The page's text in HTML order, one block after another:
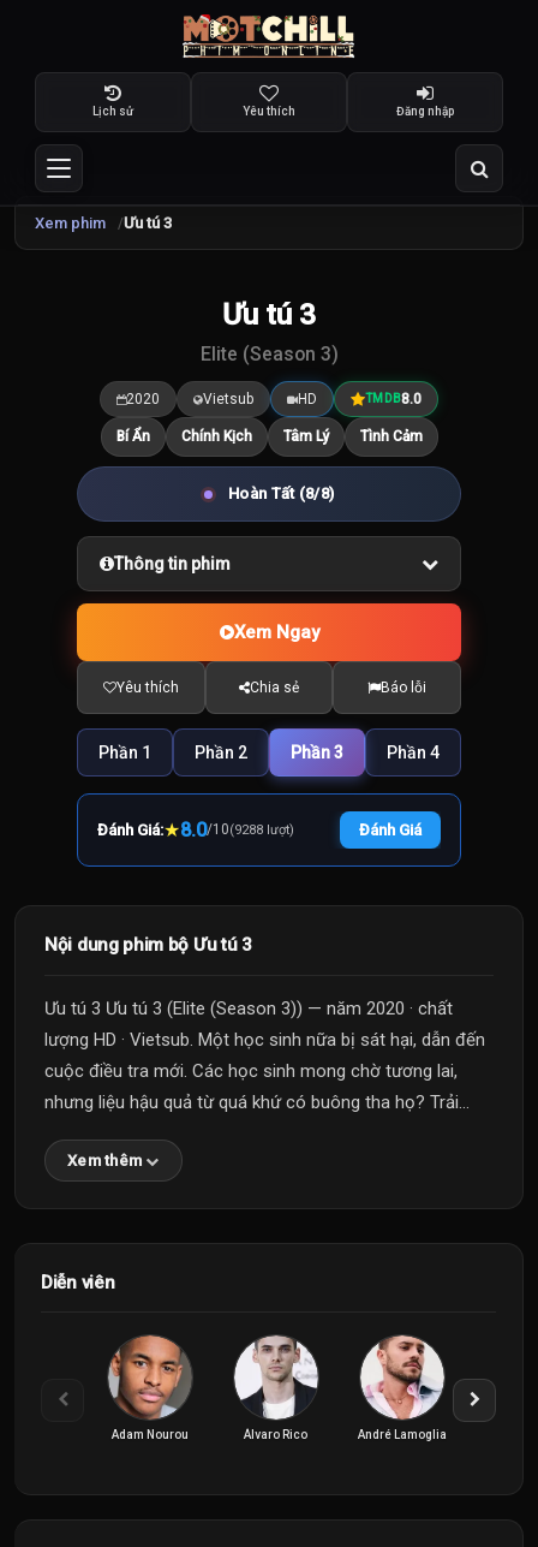
Lịch sử Yêu thích Đăng nhập
Xem phim Ưu tú 3
Ưu tú 3
Elite (Season 3)
2020 Vietsub HD TMDB8.0
Bí Ẩn Chính Kịch Tâm Lý Tình Cảm
Hoàn Tất (8/8)
Thông tin phim
Xem Ngay
Yêu thích Chia sẻ Báo lỗi
Phần 1 Phần 2 Phần 3 Phần 4
Đánh Giá:★8.0/10(9288 lượt) Đánh Giá
Nội dung phim bộ Ưu tú 3
Ưu tú 3 Ưu tú 3 (Elite (Season 3)) — năm 2020 · chất
lượng HD · Vietsub. Một học sinh nữa bị sát hại, dẫn đến
cuộc điều tra mới. Các học sinh mong chờ tương lai,
nhưng liệu hậu quả từ quá khứ có buông tha họ? Trải...
Xem thêm
Diễn viên
Adam Nourou Álvaro Rico André Lamoglia